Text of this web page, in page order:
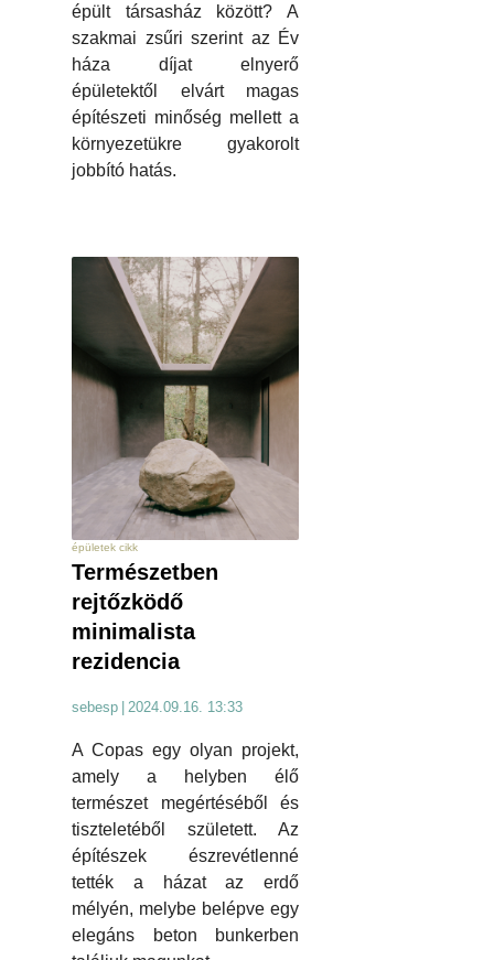
épült társasház között? A
szakmai zsűri szerint az Év
háza díjat elnyerő
épületektől elvárt magas
építészeti minőség mellett a
környezetükre gyakorolt
jobbító hatás.
épületek cikk
Természetben
rejtőzködő
minimalista
rezidencia
sebesp 2024.09.16. 13:33
A Copas egy olyan projekt,
amely a helyben élő
természet megértéséből és
tiszteletéből született. Az
építészek észrevétlenné
tették a házat az erdő
mélyén, melybe belépve egy
elegáns beton bunkerben